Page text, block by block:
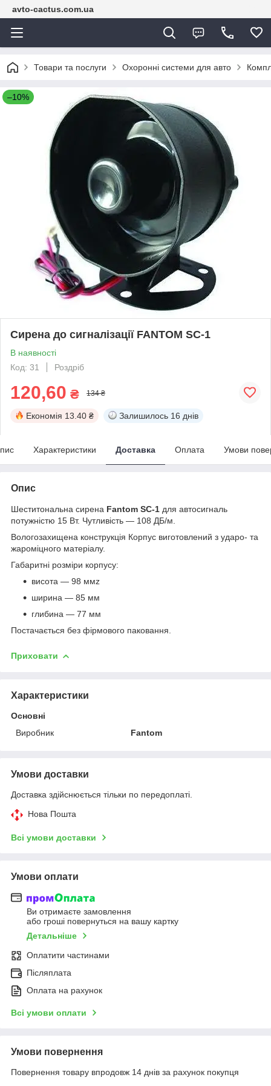
avto-cactus.com.ua
Товари та послуги Охоронні системи для авто
–10%
Сирена до сигналізації FANTOM SC-1
В наявності
Код: 31
Роздріб
120,60 ₴ 134 ₴
Економія 13.40 ₴ Залишилось 16 днів
Характеристики Доставка Оплата Умови
Опис
Шеститональна сирена Fantom SC-1 для автосигналь
потужністю 15 Вт. Чутливість — 108 ДБ/м.
Вологозахищена конструкція Корпус виготовлений з ударо- та
жароміцного матеріалу.
Габаритні розміри корпусу:
висота — 98 ммz
ширина — 85 мм
глибина — 77 мм
Постачається без фірмового паковання.
Приховати
Характеристики
Основні
Виробник
Fantom
Умови доставки
Доставка здійснюється тільки по передоплаті.
Нова Пошта
Всі умови доставки
Умови оплати
Ви отримаєте замовлення
або гроші повернуться на вашу картку
Детальніше
Оплатити частинами
Післяплата
Оплата на рахунок
Всі умови оплати
Умови повернення
Повернення товару впродовж 14 днів за рахунок покупця